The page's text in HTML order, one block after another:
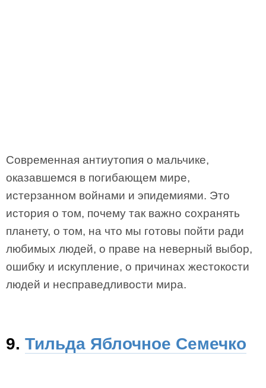
Современная антиутопия о мальчике,
оказавшемся в погибающем мире,
истерзанном войнами и эпидемиями. Это
история о том, почему так важно сохранять
планету, о том, на что мы готовы пойти ради
любимых людей, о праве на неверный выбор,
ошибку и искупление, о причинах жестокости
людей и несправедливости мира.
9. Тильда Яблочное Семечко